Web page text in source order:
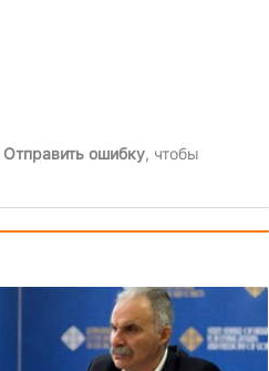
Отправить ошибку, чтобы